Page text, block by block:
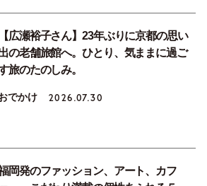
【広瀬裕子さん】23年ぶりに京都の思い
の老舗旅館へ。ひとり、気ままに過ご
旅のたのしみ。
でかけ 2026.07.30
岡発のファッション、アート、カフ